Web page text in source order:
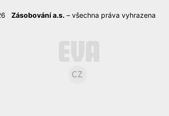
Zásobování a.s. – všechna práva vyhrazena